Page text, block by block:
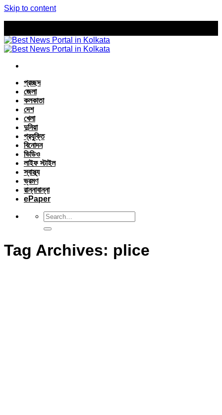
Skip to content
প্রচ্ছদ
জেলা
কলকাতা
দেশ
খেলা
দুনিয়া
প্রযুক্তি
বিনোদন
ভিডিও
লাইফ স্টাইল
স্বাস্থ্য
ভ্রমণ
রান্নাবান্না
ePaper
Tag Archives: plice